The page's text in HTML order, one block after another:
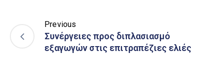
Previous
Συνέργειες προς διπλασιασμό
εξαγωγών στις επιτραπέζιες ελιές